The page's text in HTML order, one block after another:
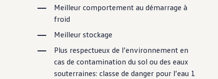
Meilleur comportement au démarrage à
froid
Meilleur stockage
Plus respectueux de l’environnement en
cas de contamination du sol ou des eaux
souterraines: classe de danger pour l’eau 1